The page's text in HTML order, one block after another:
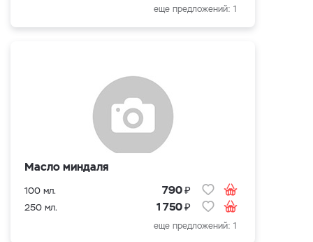
еще предложений: 1
Масло миндаля
100 мл. 790₽
250 мл. 1 750₽
еще предложений: 1